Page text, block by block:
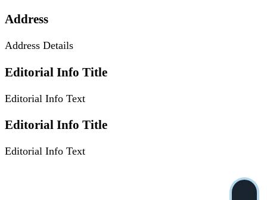
Address
Address Details
Editorial Info Title
Editorial Info Text
Editorial Info Title
Editorial Info Text